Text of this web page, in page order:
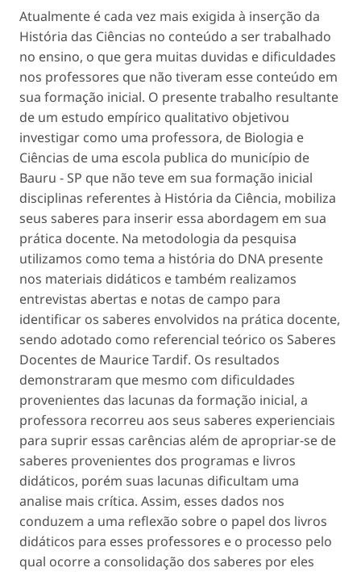
Atualmente é cada vez mais exigida à inserção da
História das Ciências no conteúdo a ser trabalhado
no ensino, o que gera muitas duvidas e dificuldades
nos professores que não tiveram esse conteúdo em
sua formação inicial. O presente trabalho resultante
de um estudo empírico qualitativo objetivou
investigar como uma professora, de Biologia e
Ciências de uma escola publica do município de
Bauru - SP que não teve em sua formação inicial
disciplinas referentes à História da Ciência, mobiliza
seus saberes para inserir essa abordagem em sua
prática docente. Na metodologia da pesquisa
utilizamos como tema a história do DNA presente
nos materiais didáticos e também realizamos
entrevistas abertas e notas de campo para
identificar os saberes envolvidos na prática docente,
sendo adotado como referencial teórico os Saberes
Docentes de Maurice Tardif. Os resultados
demonstraram que mesmo com dificuldades
provenientes das lacunas da formação inicial, a
professora recorreu aos seus saberes experienciais
para suprir essas carências além de apropriar-se de
saberes provenientes dos programas e livros
didáticos, porém suas lacunas dificultam uma
analise mais crítica. Assim, esses dados nos
conduzem a uma reflexão sobre o papel dos livros
didáticos para esses professores e o processo pelo
qual ocorre a consolidação dos saberes por eles